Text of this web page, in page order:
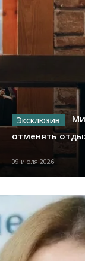
отменять
09 июля 2026